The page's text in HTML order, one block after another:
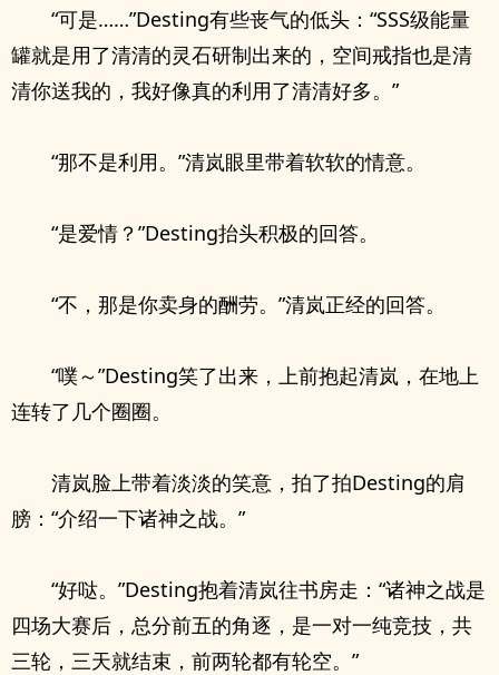
“可是……”Desting有些丧气的低头：“SSS级能量
罐就是用了清清的灵石研制出来的，空间戒指也是清
清你送我的，我好像真的利用了清清好多。”
“那不是利用。”清岚眼里带着软软的情意。
“是爱情？”Desting抬头积极的回答。
“不，那是你卖身的酬劳。”清岚正经的回答。
“噗～”Desting笑了出来，上前抱起清岚，在地上
连转了几个圈圈。
清岚脸上带着淡淡的笑意，拍了拍Desting的肩
膀：“介绍一下诸神之战。”
“好哒。”Desting抱着清岚往书房走：“诸神之战是
四场大赛后，总分前五的角逐，是一对一纯竞技，共
三轮，三天就结束，前两轮都有轮空。”